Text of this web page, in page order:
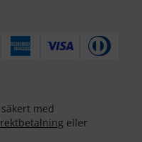
med
eller